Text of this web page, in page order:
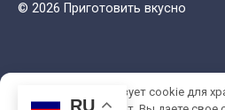
© 2026 Приготовить вкусно
RU
Этот сайт использует cookie для